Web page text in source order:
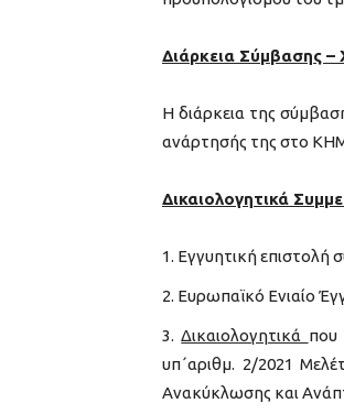
Διάρκεια Σύμβασης
Η διάρκεια της
ανάρτησής της στο
Δικαιολογητικά
Εγγυητική επιστολή
Ευρωπαϊκό Ενιαίο
Δικαιολογητικά που
υπ΄αριθμ. 2/2021
Ανακύκλωσης και